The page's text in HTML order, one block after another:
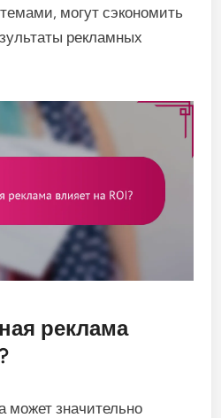
могут сэкономить
рекламных
реклама
может значительно